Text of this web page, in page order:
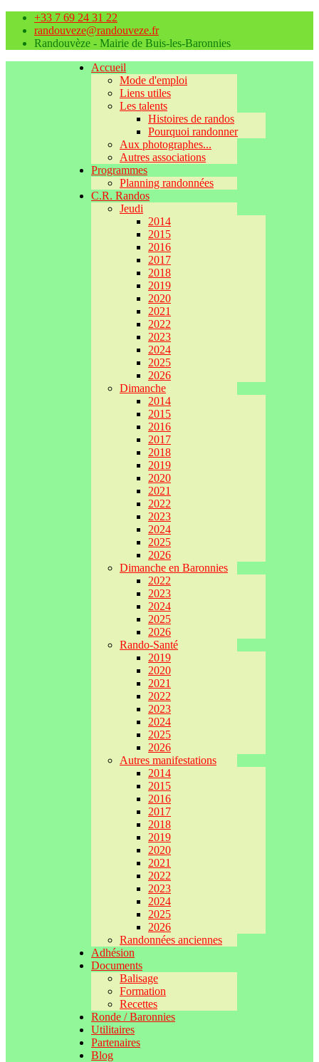
+33 7 69 24 31 22
randouveze@randouveze.fr
Randouvèze - Mairie de Buis-les-Baronnies
Accueil
Mode d'emploi
Liens utiles
Les talents
Histoires de randos
Pourquoi randonner
Aux photographes...
Autres associations
Programmes
Planning randonnées
C.R. Randos
Jeudi
2014
2015
2016
2017
2018
2019
2020
2021
2022
2023
2024
2025
2026
Dimanche
2014
2015
2016
2017
2018
2019
2020
2021
2022
2023
2024
2025
2026
Dimanche en Baronnies
2022
2023
2024
2025
2026
Rando-Santé
2019
2020
2021
2022
2023
2024
2025
2026
Autres manifestations
2014
2015
2016
2017
2018
2019
2020
2021
2022
2023
2024
2025
2026
Randonnées anciennes
Adhésion
Documents
Balisage
Formation
Recettes
Ronde / Baronnies
Utilitaires
Partenaires
Blog